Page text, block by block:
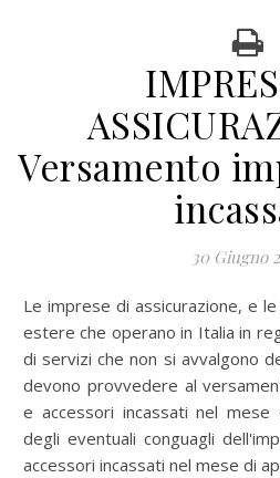
Versamento
30 Giugno
Le imprese di assicurazione, e le imprese di assicurazione
estere che operano in Italia in
di servizi che non si avvalgono
devono provvedere al
e accessori incassati nel mese
degli eventuali conguagli
accessori incassati nel mese di